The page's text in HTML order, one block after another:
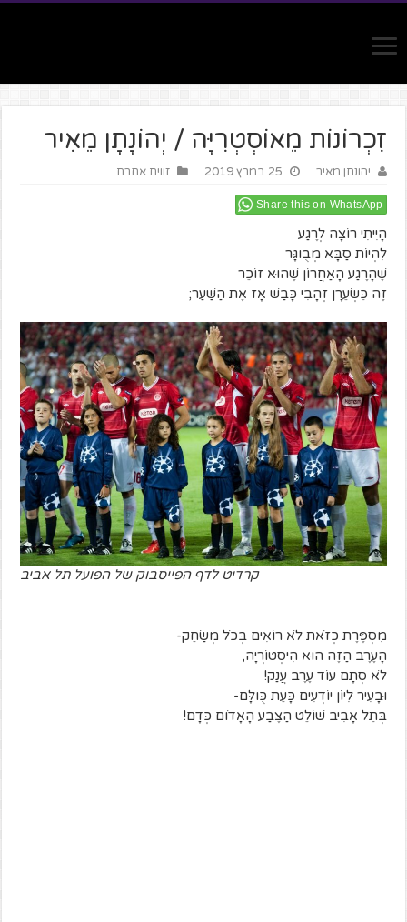
זִכְרוֹנוֹת מֵאוֹסְטְרִיָּה / יְהוֹנָתָן מֵאִיר
יהונתן מאיר 25 במרץ 2019 זווית אחרת
Share this on WhatsApp
הָיִיתִי רוֹצָה לְרֶגַע
לִהְיוֹת סַבָּא מְבֻוגָּר
שֶׁהָרֶגַע הָאַחֲרוֹן שֶׁהוּא זוֹכֵר
זֶה כֵּשְׂעֵרָן זְהָבִי כָּבַשׁ אָז אֶת הַשַּׁעַר;
קרדיט לדף הפייסבוק של הפועל תל אביב
מִסְפֶּרֶת כְּזֹאת לֹא רוֹאִים בְּכֹל מְשַׂחֵק-
הָעֶרֶב הַזֶּה הוּא הִיסְטוֹרְיָה,
לֹא סְתָם עוֹד עֶרֶב עֲנַק!
וּבָעִיר לִיוֹן יוֹדְעִים כָּעֵת כֻּולָּם-
בְּתֵל אָבִיב שׁוֹלֵט הַצֶּבַע הָאָדֹום כְּדָם!